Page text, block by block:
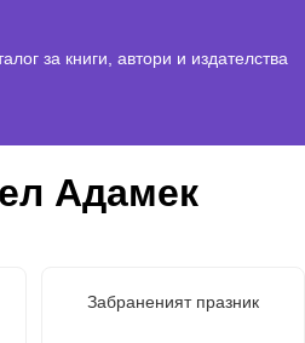
за книги, автори и издателства
Адамек
Забраненият празник